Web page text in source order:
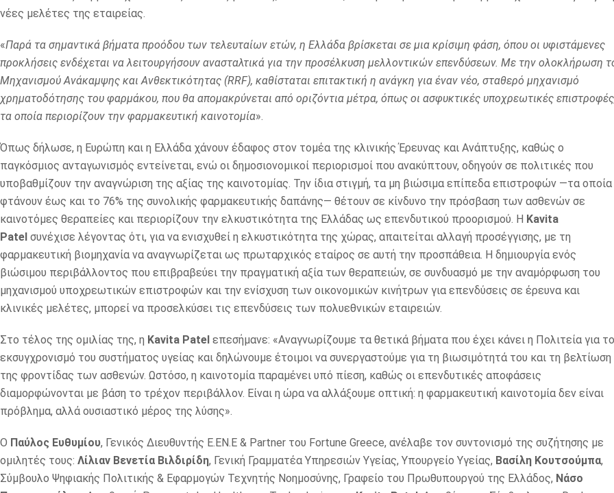
νέες μελέτες της εταιρείας.
«Παρά τα σημαντικά βήματα προόδου των τελευταίων ετών, η Ελλάδα βρίσκεται σε μια κρίσιμη φάση, όπου οι υφιστάμενες
προκλήσεις ενδέχεται να λειτουργήσουν ανασταλτικά για την προσέλκυση μελλοντικών επενδύσεων. Με την ολοκλήρωση
Μηχανισμού Ανάκαμψης και Ανθεκτικότητας (RRF), καθίσταται επιτακτική η ανάγκη για έναν νέο, σταθερό μηχανισμό
χρηματοδότησης του φαρμάκου, που θα απομακρύνεται από οριζόντια μέτρα, όπως οι ασφυκτικές υποχρεωτικές
τα οποία περιορίζουν την φαρμακευτική καινοτομία».
Όπως δήλωσε, η Ευρώπη και η Ελλάδα χάνουν έδαφος στον τομέα της κλινικής Έρευνας και Ανάπτυξης, καθώς ο
παγκόσμιος ανταγωνισμός εντείνεται, ενώ οι δημοσιονομικοί περιορισμοί που ανακύπτουν, οδηγούν σε πολιτικές που
υποβαθμίζουν την αναγνώριση της αξίας της καινοτομίας. Την ίδια στιγμή, τα μη βιώσιμα επίπεδα επιστροφών —τα οποία
φτάνουν έως και το 76% της συνολικής φαρμακευτικής δαπάνης— θέτουν σε κίνδυνο την πρόσβαση των ασθενών σε
καινοτόμες θεραπείες και περιορίζουν την ελκυστικότητα της Ελλάδας ως επενδυτικού προορισμού. Η Kavita
Patel συνέχισε λέγοντας ότι, για να ενισχυθεί η ελκυστικότητα της χώρας, απαιτείται αλλαγή προσέγγισης, με τη
φαρμακευτική βιομηχανία να αναγνωρίζεται ως πρωταρχικός εταίρος σε αυτή την προσπάθεια. Η δημιουργία ενός
βιώσιμου περιβάλλοντος που επιβραβεύει την πραγματική αξία των θεραπειών, σε συνδυασμό με την αναμόρφωση του
μηχανισμού υποχρεωτικών επιστροφών και την ενίσχυση των οικονομικών κινήτρων για επενδύσεις σε έρευνα και
κλινικές μελέτες, μπορεί να προσελκύσει τις επενδύσεις των πολυεθνικών εταιρειών.
Στο τέλος της ομιλίας της, η Kavita Patel επεσήμανε: «Αναγνωρίζουμε τα θετικά βήματα που έχει κάνει η Πολιτεία για
εκσυγχρονισμό του συστήματος υγείας και δηλώνουμε έτοιμοι να συνεργαστούμε για τη βιωσιμότητά του και τη βελτίωση
της φροντίδας των ασθενών. Ωστόσο, η καινοτομία παραμένει υπό πίεση, καθώς οι επενδυτικές αποφάσεις
διαμορφώνονται με βάση το τρέχον περιβάλλον. Είναι η ώρα να αλλάξουμε οπτική: η φαρμακευτική καινοτομία δεν είναι
πρόβλημα, αλλά ουσιαστικό μέρος της λύσης».
Ο Παύλος Ευθυμίου, Γενικός Διευθυντής Ε.ΕΝ.Ε & Partner του Fortune Greece, ανέλαβε τον συντονισμό της συζήτησης με
ομιλητές τους: Λίλιαν Βενετία Βιλδιρίδη, Γενική Γραμματέα Υπηρεσιών Υγείας, Υπουργείο Υγείας, Βασίλη Κουτσούμπα,
Σύμβουλο Ψηφιακής Πολιτικής & Εφαρμογών Τεχνητής Νοημοσύνης, Γραφείο του Πρωθυπουργού της Ελλάδος, Νάσο